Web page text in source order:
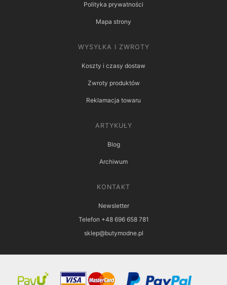
Polityka prywatności
Mapa strony
WYSYŁKA I ZWROTY
Koszty i czasy dostaw
Zwroty produktów
Reklamacja towaru
ARTYKUŁY
Blog
Archiwum
KONTAKT
Newsletter
Telefon +48 696 658 781
sklep@butymodne.pl